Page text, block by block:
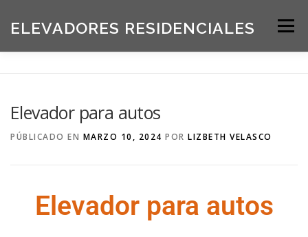
ELEVADORES RESIDENCIALES Menú
Elevador para autos
PÚBLICADO EN MARZO 10, 2024 POR LIZBETH VELASCO
Elevador para autos